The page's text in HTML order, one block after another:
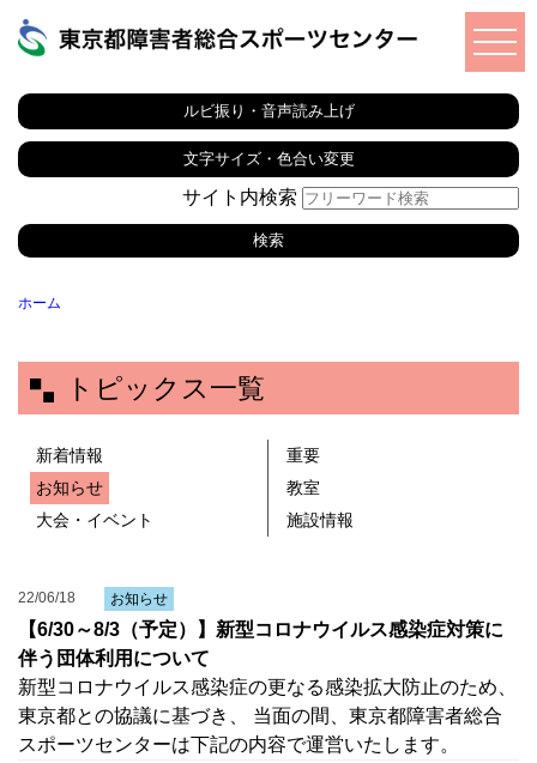
ルビ振り・音声読み上げ
文字サイズ・色合い変更
サイト内検索
ホーム
トピックス一覧
新着情報
重要
お知らせ
教室
大会・イベント
施設情報
22/06/18 お知らせ
【6/30～8/3（予定）】新型コロナウイルス感染症対策に
伴う団体利用について
新型コロナウイルス感染症の更なる感染拡大防止のため、
東京都との協議に基づき、 当面の間、東京都障害者総合
スポーツセンターは下記の内容で運営いたします。